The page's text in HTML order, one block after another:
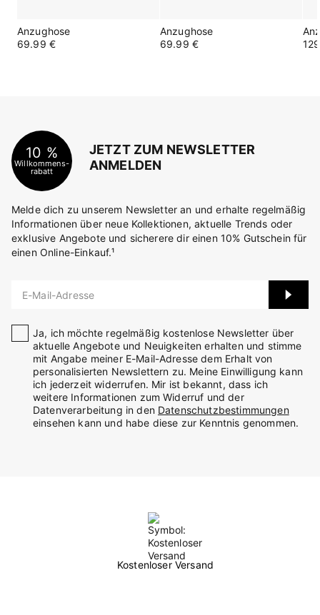
Anzughose
69.99 €
Anzughose
69.99 €
10 %
Willkommens-
rabatt
JETZT ZUM NEWSLETTER
ANMELDEN
Melde dich zu unserem Newsletter an und erhalte regelmäßig
Informationen über neue Kollektionen, aktuelle Trends oder
exklusive Angebote und sicherere dir einen 10% Gutschein für
einen Online-Einkauf.¹
E-Mail-Adresse
Ja, ich möchte regelmäßig kostenlose Newsletter über
aktuelle Angebote und Neuigkeiten erhalten und stimme
mit Angabe meiner E-Mail-Adresse dem Erhalt von
personalisierten Newslettern zu. Meine Einwilligung kann
ich jederzeit widerrufen. Mir ist bekannt, dass ich
weitere Informationen zum Widerruf und der
Datenverarbeitung in den Datenschutzbestimmungen
einsehen kann und habe diese zur Kenntnis genommen.
Kostenloser Versand